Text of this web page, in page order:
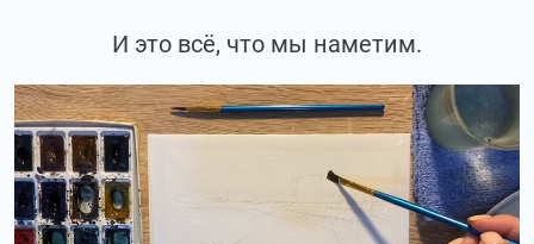
И это всё, что мы наметим.